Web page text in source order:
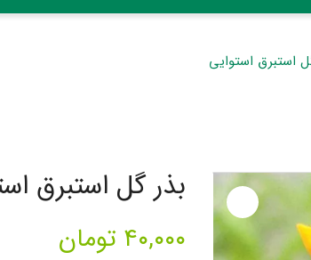
استبرق استوایی
بذر گل استبرق
۴۰,۰۰۰ تومان